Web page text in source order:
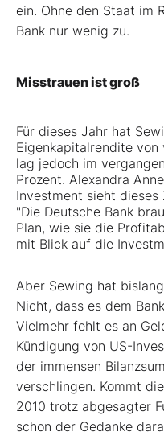
ein. Ohne den Staat im
Bank nur wenig zu.
Misstrauen ist groß
Für dieses Jahr hat
Eigenkapitalrendite von
lag jedoch im
Prozent. Alexandra
Investment sieht dieses
"Die Deutsche Bank
Plan, wie sie die
mit Blick auf die
Aber Sewing hat
Nicht, dass es dem
Vielmehr fehlt es an
Kündigung von US-
der immensen
verschlingen. Kommt
2010 trotz abgesagter
schon der Gedanke